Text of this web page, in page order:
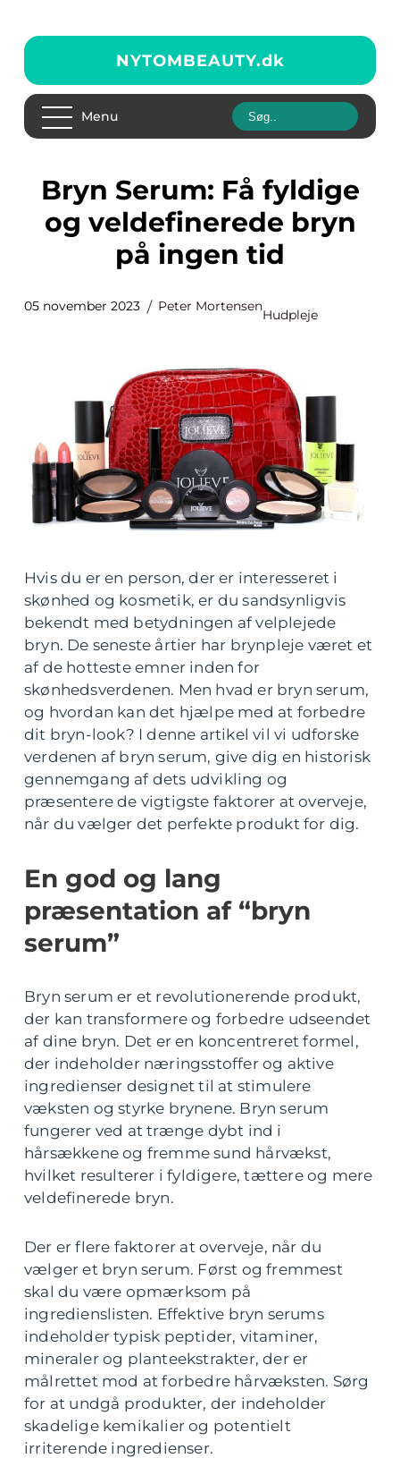
NYTOMBEAUTY.dk
Menu
Bryn Serum: Få fyldige
og veldefinerede bryn
på ingen tid
05 november 2023 Peter Mortensen
Hudpleje
Hvis du er en person, der er interesseret i
skønhed og kosmetik, er du sandsynligvis
bekendt med betydningen af velplejede
bryn. De seneste årtier har brynpleje været et
af de hotteste emner inden for
skønhedsverdenen. Men hvad er bryn serum,
og hvordan kan det hjælpe med at forbedre
dit bryn-look? I denne artikel vil vi udforske
verdenen af bryn serum, give dig en historisk
gennemgang af dets udvikling og
præsentere de vigtigste faktorer at overveje,
når du vælger det perfekte produkt for dig.
En god og lang
præsentation af “bryn
serum”
Bryn serum er et revolutionerende produkt,
der kan transformere og forbedre udseendet
af dine bryn. Det er en koncentreret formel,
der indeholder næringsstoffer og aktive
ingredienser designet til at stimulere
væksten og styrke brynene. Bryn serum
fungerer ved at trænge dybt ind i
hårsækkene og fremme sund hårvækst,
hvilket resulterer i fyldigere, tættere og mere
veldefinerede bryn.
Der er flere faktorer at overveje, når du
vælger et bryn serum. Først og fremmest
skal du være opmærksom på
ingredienslisten. Effektive bryn serums
indeholder typisk peptider, vitaminer,
mineraler og planteekstrakter, der er
målrettet mod at forbedre hårvæksten. Sørg
for at undgå produkter, der indeholder
skadelige kemikalier og potentielt
irriterende ingredienser.